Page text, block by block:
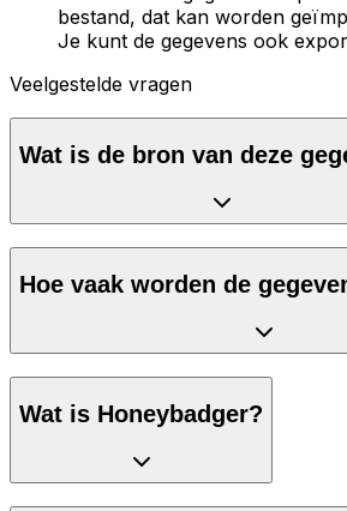
bestand, dat kan worden
Je kunt de gegevens ook
Veelgestelde vragen
Wat is de bron van deze
Hoe vaak worden de
Wat is Honeybadger?